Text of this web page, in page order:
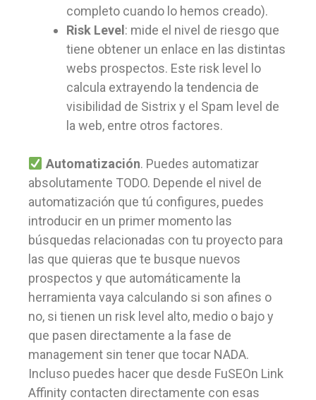
completo cuando lo hemos creado).
Risk Level : mide el nivel de riesgo que
tiene obtener un enlace en las distintas
webs prospectos. Este risk level lo
calcula extrayendo la tendencia de
visibilidad de Sistrix y el Spam level de
la web, entre otros factores.
Automatización. Puedes automatizar
absolutamente TODO. Depende el nivel de
automatización que tú configures, puedes
introducir en un primer momento las
búsquedas relacionadas con tu proyecto para
las que quieras que te busque nuevos
prospectos y que automáticamente la
herramienta vaya calculando si son afines o
no, si tienen un risk level alto, medio o bajo y
que pasen directamente a la fase de
management sin tener que tocar NADA.
Incluso puedes hacer que desde FuSEOn Link
Affinity contacten directamente con esas